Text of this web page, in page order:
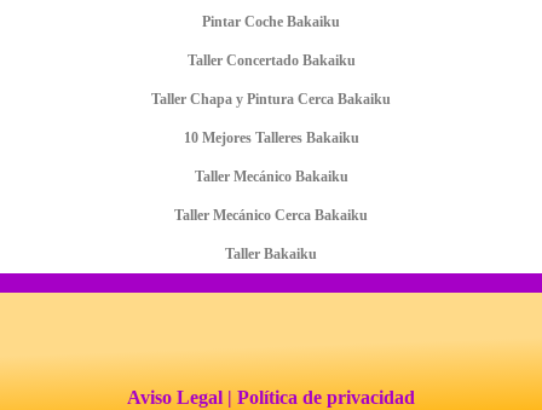
Pintar Coche Bakaiku
Taller Concertado Bakaiku
Taller Chapa y Pintura Cerca Bakaiku
10 Mejores Talleres Bakaiku
Taller Mecánico Bakaiku
Taller Mecánico Cerca Bakaiku
Taller Bakaiku
Aviso Legal | Política de privacidad